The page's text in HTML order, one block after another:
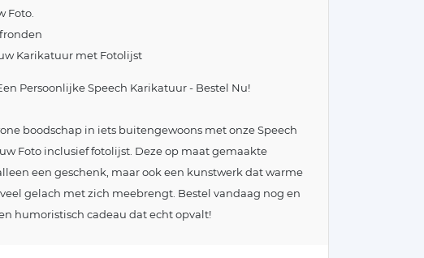
Foto.
Karikatuur met Fotolijst
Persoonlijke Speech Karikatuur - Bestel Nu!
boodschap in iets buitengewoons met onze Speech
Foto inclusief fotolijst. Deze op maat gemaakte
een geschenk, maar ook een kunstwerk dat warme
gelach met zich meebrengt. Bestel vandaag nog en
humoristisch cadeau dat echt opvalt!